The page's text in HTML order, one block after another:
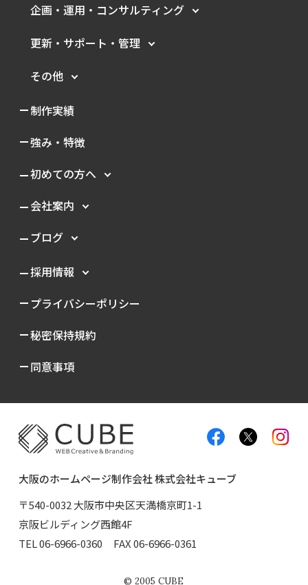
企画・運用・ コンサルティング
更新・サポート・管理
その他
制作実績
強み・特徴
初めての方へ
会社案内
ブログ
採用情報
プライバシーポリシー
秘密保持規約
同意事項
大阪のホームページ制作会社 株式会社キューブ
〒540-0032 大阪市中央区天満橋京町1-1
京阪ビルディング西館4F
TEL06-6966-0360 FAX 06-6966-0361
©2005 CUBE